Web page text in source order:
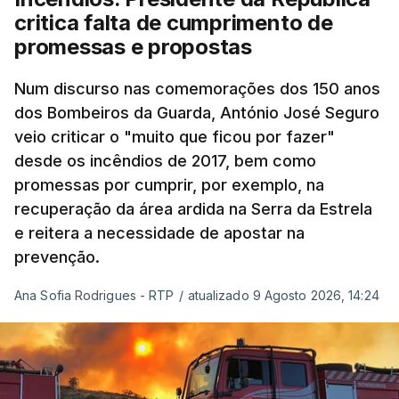
armado com os Estados Unidos e Israel, além das
questões económicas de um país em guerra que
se confronta agora com uma inflação de 88%.
De acordo com a informação oficial, que não indica
onde ou quando decorreu a reunião, Khamenei e
Pezeshkian discutiram ainda formas de garantir
recursos e gerir as despesas "em riais, divisas e
energia", bem como sobre a cooperação
económica com parceiros estrangeiros.
"corrijam o comportamento". Teerão deixou ainda
novas exigências para reabrir o Estreito de Ormuz,
incluindo o fim do bloqueio naval, suspensão das
sanções e fim das operações militares contra o
critica falta de cumprimento de
promessas e propostas
Num discurso nas comemorações dos 150 anos
dos Bombeiros da Guarda, António José Seguro
veio criticar o "muito que ficou por fazer"
desde os incêndios de 2017, bem como
promessas por cumprir, por exemplo, na
recuperação da área ardida na Serra da Estrela
e reitera a necessidade de apostar na
prevenção.
Ana Sofia Rodrigues - RTP / atualizado 9 Agosto 2026, 14:24